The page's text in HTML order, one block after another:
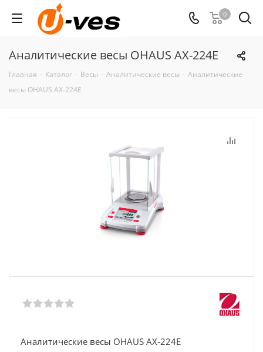
0
Аналитические весы OHAUS AX-224E
Главная - Каталог - Весы - Аналитические весы - Аналитические
весы OHAUS AX-224E
Аналитические весы OHAUS AX-224E